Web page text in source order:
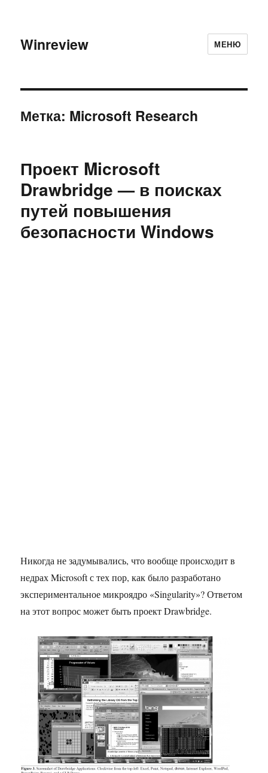
Winreview МЕНЮ
Метка: Microsoft Research
Проект Microsoft
Drawbridge — в поисках
путей повышения
безопасности Windows
Никогда не задумывались, что вообще происходит в
недрах Microsoft с тех пор, как было разработано
экспериментальное микроядро «Singularity»? Ответом
на этот вопрос может быть проект Drawbridge.